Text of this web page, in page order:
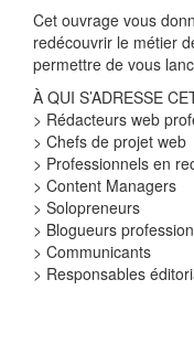
Cet ouvrage vous
redécouvrir le métier
permettre de vous
À QUI S’ADRESSE
> Rédacteurs web
> Chefs de projet web
> Professionnels en
> Content Managers
> Solopreneurs
> Blogueurs
> Communicants
> Responsables